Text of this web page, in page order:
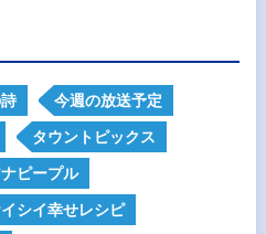
今週の放送予定
タウントピックス
ピープル
シイ幸せレシピ